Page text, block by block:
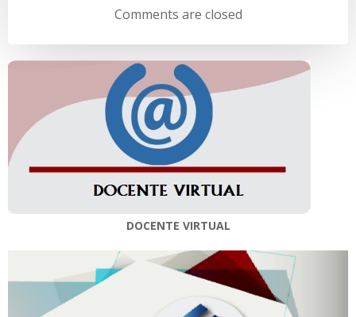
entradas
de
entradas
Comments are closed
DOCENTE VIRTUAL